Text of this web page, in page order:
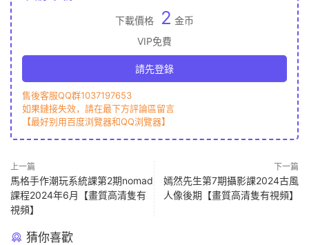
下載價格 2 金币
VIP免費
請先登錄
售後客服QQ群1037197653
如果鏈接失效，請在最下方評論區留言
【最好别用百度浏覽器和QQ浏覽器】
上一篇
馬格手作潮玩系統課第2期nomad
課程2024年6月【畫質高清隻有
視頻】
下一篇
嫣然先生第7期攝影課2024古風
人像後期【畫質高清隻有視頻】
猜你喜歡